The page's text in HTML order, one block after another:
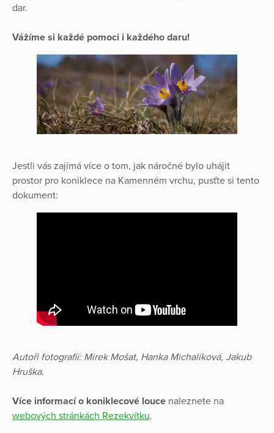
dar.
Vážíme si každé pomoci i každého daru!
Jestli vás zajímá více o tom, jak náročné bylo uhájit
prostor pro koniklece na Kamenném vrchu, pusťte si tento
dokument:
Autoři fotografií: Mirek Mošat, Hanka Michalíková, Jakub
Hruška.
Více informací o koniklecové louce naleznete na
webových stránkách Rezekvítku.